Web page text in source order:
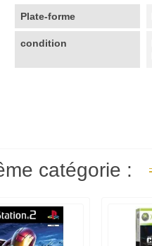
Plate-forme
condition
catégorie :